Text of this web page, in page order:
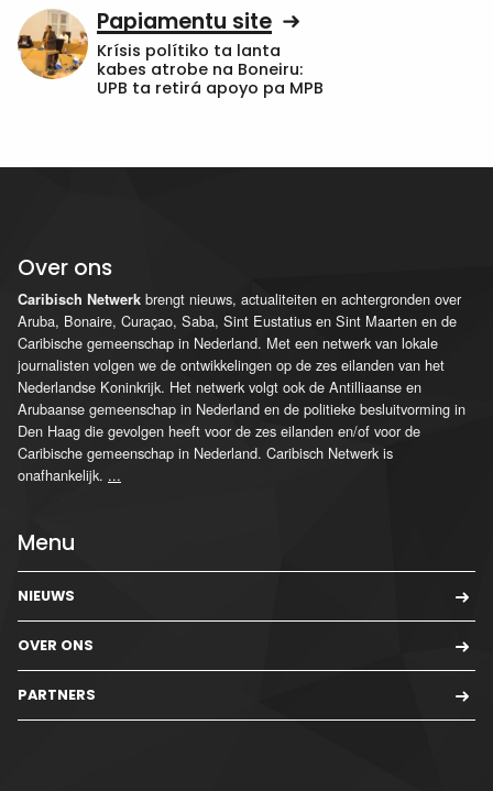
Papiamentu site
Krísis polítiko ta lanta
kabes atrobe na Boneiru:
UPB ta retirá apoyo pa MPB
Over ons
Caribisch Netwerk brengt nieuws, actualiteiten en achtergronden over
Aruba, Bonaire, Curaçao, Saba, Sint Eustatius en Sint Maarten en de
Caribische gemeenschap in Nederland. Met een netwerk van lokale
journalisten volgen we de ontwikkelingen op de zes eilanden van het
Nederlandse Koninkrijk. Het netwerk volgt ook de Antilliaanse en
Arubaanse gemeenschap in Nederland en de politieke besluitvorming in
Den Haag die gevolgen heeft voor de zes eilanden en/of voor de
Caribische gemeenschap in Nederland. Caribisch Netwerk is
onafhankelijk. ...
Menu
NIEUWS
OVER ONS
PARTNERS